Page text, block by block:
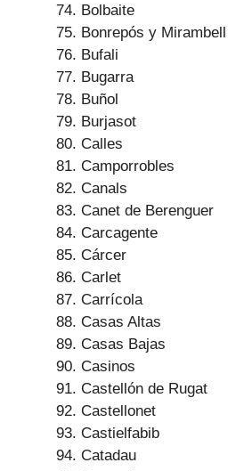
Bolbaite
Bonrepós y Mirambell
Bufali
Bugarra
Buñol
Burjasot
Calles
Camporrobles
Canals
Canet de Berenguer
Carcagente
Cárcer
Carlet
Carrícola
Casas Altas
Casas Bajas
Casinos
Castellón de Rugat
Castellonet
Castielfabib
Catadau